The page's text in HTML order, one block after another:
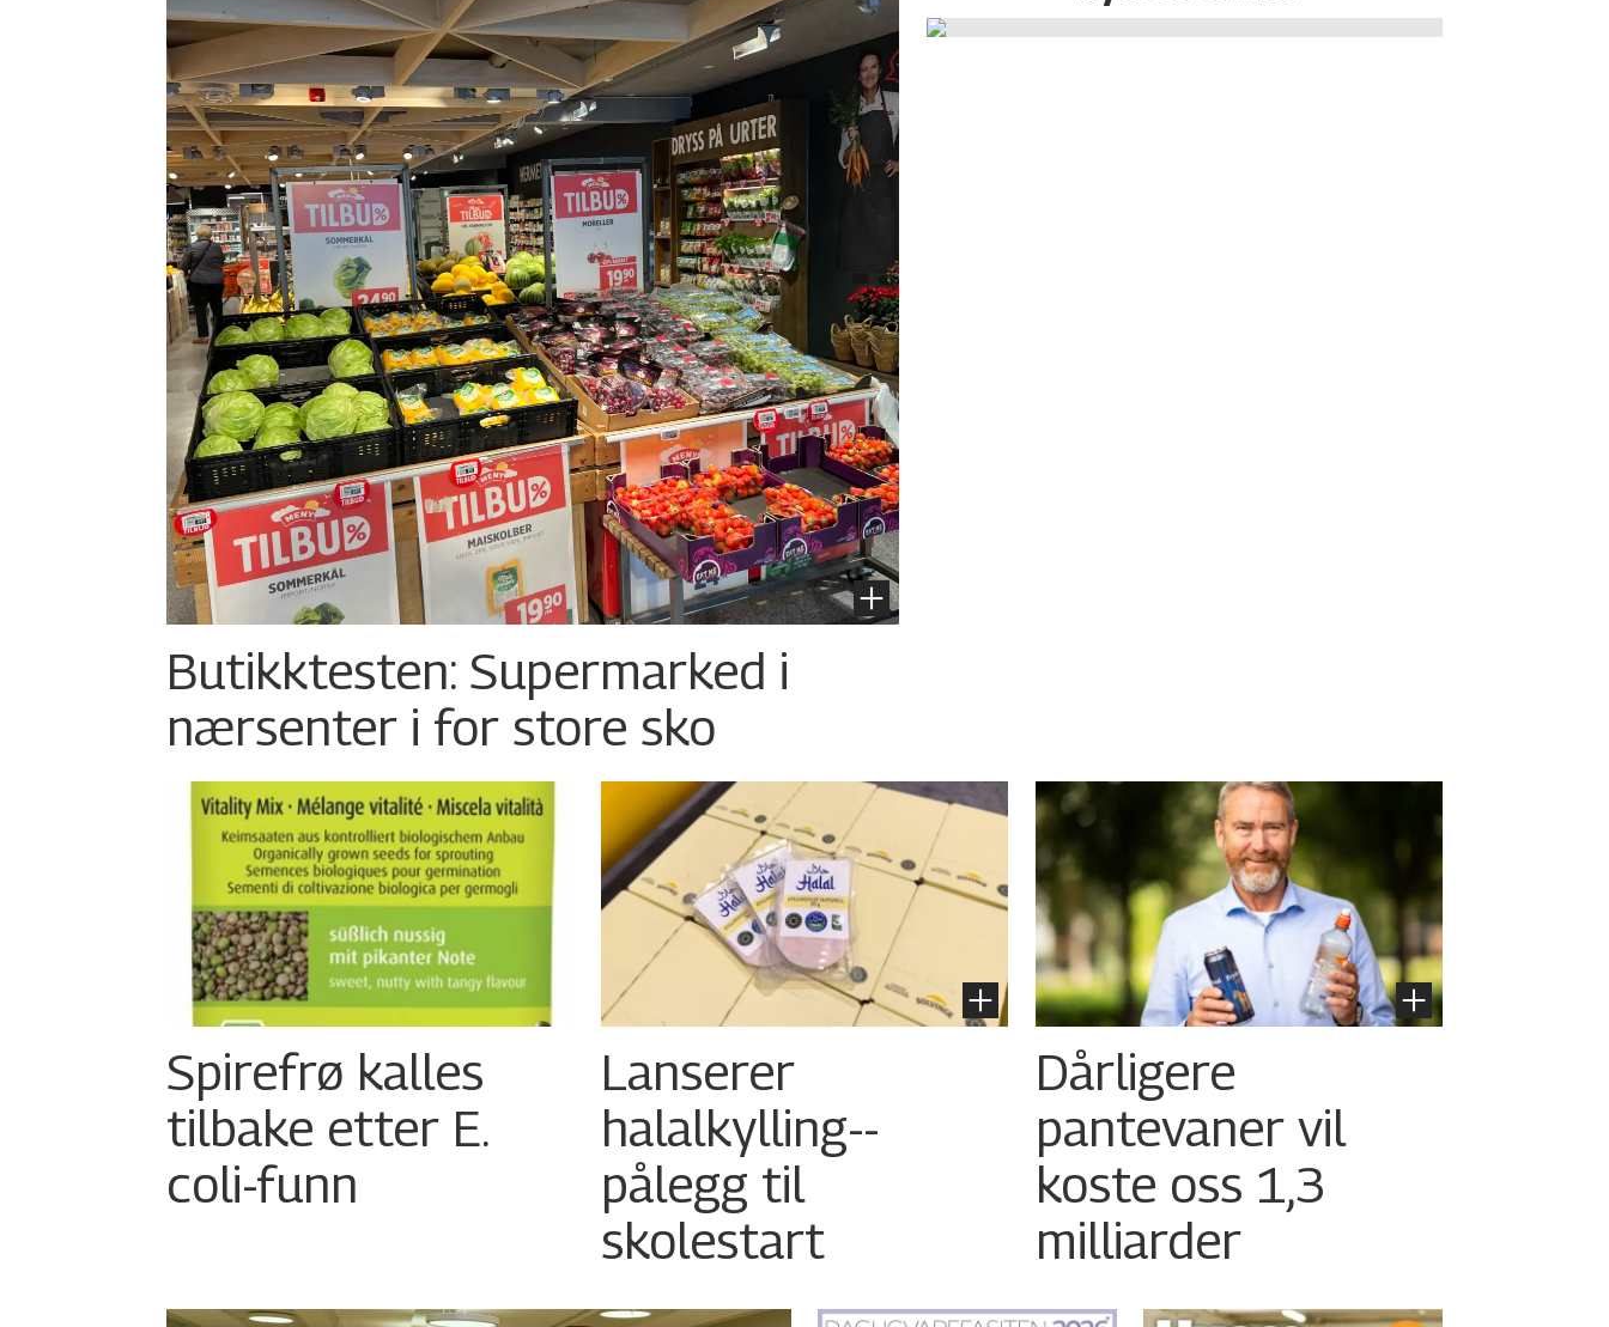
Butikktesten: Supermarked i
nærsenter i for store sko
Spirefrø kalles
tilbake etter E.
coli-funn
Lanserer
halalkylling-­
pålegg til
skolestart
Dårligere
pantevaner vil
koste oss 1,3
milliarder